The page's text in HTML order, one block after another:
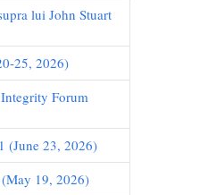
lui John Stuart
25, 2026)
Forum
(June 23, 2026)
19, 2026)